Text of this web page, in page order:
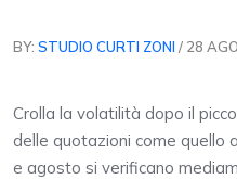
BY: STUDIO CURTI ZONI / 28
Crolla la volatilità dopo il
delle quotazioni come quello
e agosto si verificano